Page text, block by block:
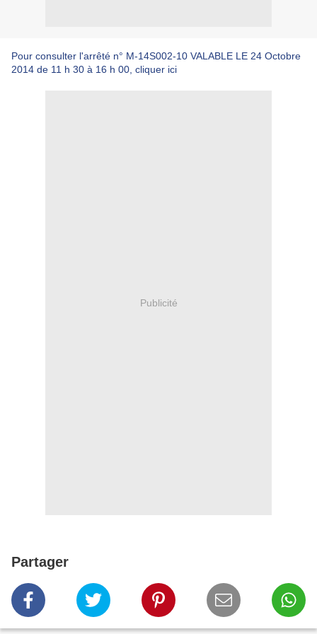
Pour consulter l'arrêté n° M-14S002-10 VALABLE LE 24 Octobre
2014 de 11 h 30 à 16 h 00, cliquer ici
Publicité
Partager